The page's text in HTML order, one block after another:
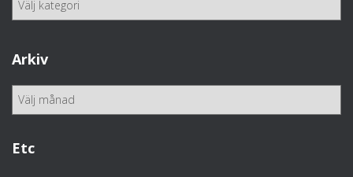
g
o
i
r
Arkiv
A
iEtc